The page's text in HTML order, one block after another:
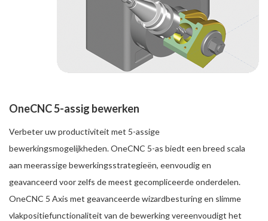
OneCNC 5-assig bewerken
Verbeter uw productiviteit met 5-assige
bewerkingsmogelijkheden. OneCNC 5-as biedt een breed scala
aan meerassige bewerkingsstrategieën, eenvoudig en
geavanceerd voor zelfs de meest gecompliceerde onderdelen.
OneCNC 5 Axis met geavanceerde wizardbesturing en slimme
vlakpositiefunctionaliteit van de bewerking vereenvoudigt het